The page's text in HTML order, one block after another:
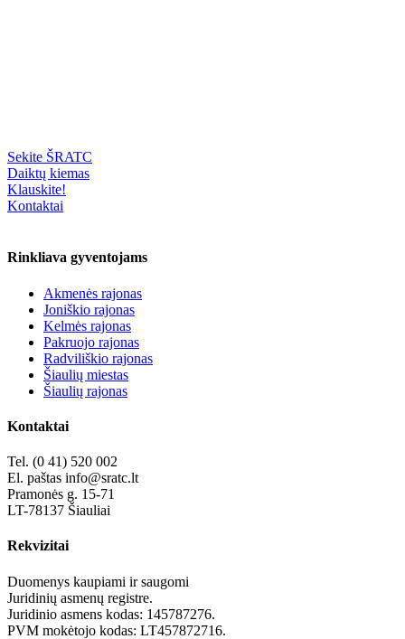
Sekite ŠRATC
Daiktų kiemas
Klauskite!
Kontaktai
Rinkliava gyventojams
Akmenės rajonas
Joniškio rajonas
Kelmės rajonas
Pakruojo rajonas
Radviliškio rajonas
Šiaulių miestas
Šiaulių rajonas
Kontaktai
Tel. (0 41) 520 002
El. paštas info@sratc.lt
Pramonės g. 15-71
LT-78137 Šiauliai
Rekvizitai
Duomenys kaupiami ir saugomi
Juridinių asmenų registre.
Juridinio asmens kodas: 145787276.
PVM mokėtojo kodas: LT457872716.